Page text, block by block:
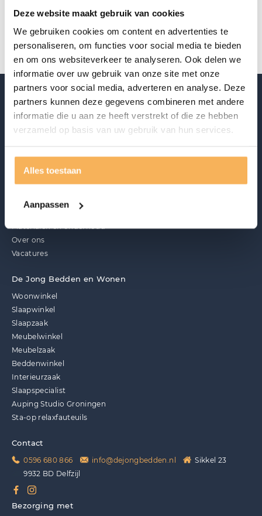
Deze website maakt gebruik van cookies
We gebruiken cookies om content en advertenties te
personaliseren, om functies voor social media te bieden
en om ons websiteverkeer te analyseren. Ook delen we
informatie over uw gebruik van onze site met onze
partners voor social media, adverteren en analyse. Deze
partners kunnen deze gegevens combineren met andere
informatie die u aan ze heeft verstrekt of die ze hebben
verzameld op basis van uw gebruik van hun services.
Alles toestaan
Aanpassen
Offerte aanvragen
Ontdek ook
Acties
Materialen en onderhoud
Over ons
Vacatures
De Jong Bedden en Wonen
Woonwinkel
Slaapwinkel
Slaapzaak
Meubelwinkel
Meubelzaak
Beddenwinkel
Interieurzaak
Slaapspecialist
Auping Studio Groningen
Sta-op relaxfauteuils
Contact
0596 680 866 info@dejongbedden.nl
Sikkel 23
9932 BD Delfzijl
Bezorging met